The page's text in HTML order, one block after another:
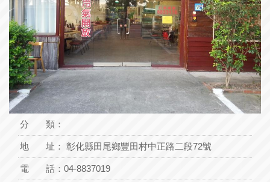
分 類：
地 址： 彰化縣田尾鄉豐田村中正路二段72號
電 話： 04-8837019